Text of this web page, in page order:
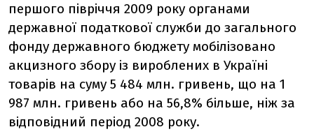
першого півріччя 2009 року органами
державної податкової служби до загального
фонду державного бюджету мобілізовано
акцизного збору із вироблених в Україні
товарів на суму 5 484 млн. гривень, що на 1
987 млн. гривень або на 56,8% більше, ніж за
відповідний період 2008 року.